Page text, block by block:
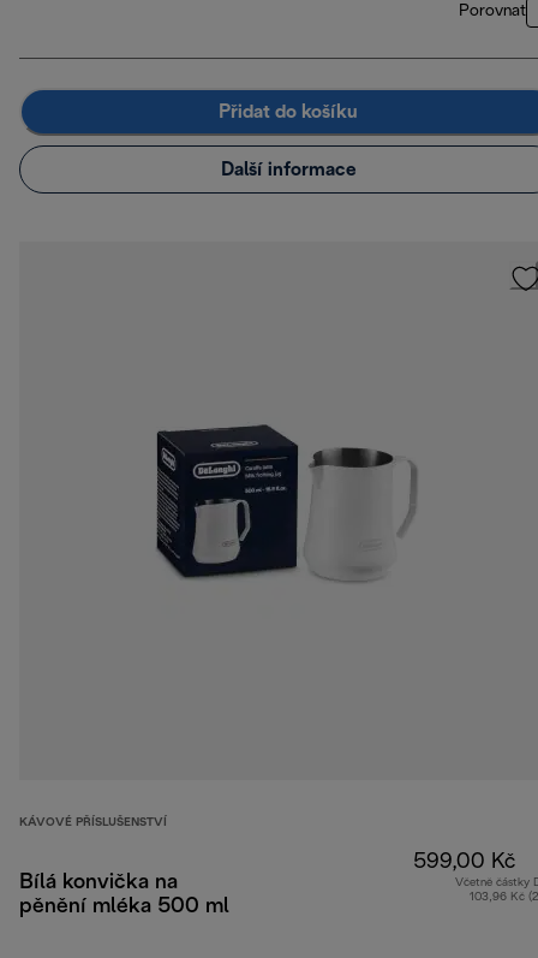
Porovnat
Přidat do košíku
Další informace
KÁVOVÉ PŘÍSLUŠENSTVÍ
Bílá konvička na
pěnění mléka 500 ml
599,00 Kč
Včetně částky
103,96 Kč